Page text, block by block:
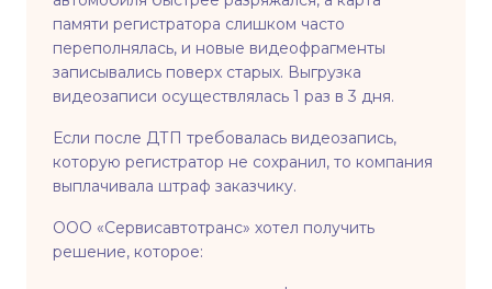
памяти регистратора слишком часто
переполнялась, и новые видеофрагменты
записывались поверх старых. Выгрузка
видеозаписи осуществлялась 1 раз в 3 дня.
Если после ДТП требовалась видеозапись,
которую регистратор не сохранил, то компания
выплачивала штраф заказчику.
ООО «Сервисавтотранс» хотел получить
решение, которое: